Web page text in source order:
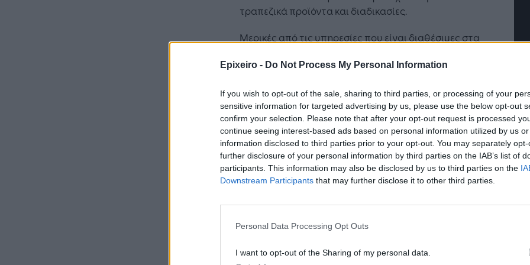
Epixeiro - Do Not Process My Personal Information
If you wish to opt-out of the sale, sharing to third parties, or processing of your
sensitive information for targeted advertising by us, please use the below opt-out
confirm your selection. Please note that after your opt-out request is processed
continue seeing interest-based ads based on personal information utilized by us
information disclosed to third parties prior to your opt-out. You may separately
further disclosure of your personal information by third parties on the IAB’s list of
participants. This information may also be disclosed by us to third parties on the
Downstream Participants that may further disclose it to other third parties.
Personal Data Processing Opt Outs
I want to opt-out of the Sharing of my personal data.
τραπεζικά προϊόντα και διαδικασίες.
Μερικές από τις υπηρεσίες που είναι διαθέσιμες στα
μπορεί να εκτελέσει, μέσω video κλήσης με
έμπειρο ταμία της Τράπεζας, τουλάχιστον το
90% των προσφερόμενων συναλλαγών
κανονικού ταμείου, με την ίδια ευκολία και
απλότητα
Η online εγγραφή στη winbank
Η πραγματοποίηση συναλλαγών στα ATM και
υπηρεσίες των διαφόρων συνεργατών της
Η χρήση των διαθέσιμων στο κατάστημα
Η Τεχνητή Νοημοσύνη: το νέο
λειτουργικό σύστημα της
επιχείρησης
Οι προσλήψεις αλλάζουν: To
Jobfind.gr ως στρατηγικός
«σύμμαχος» για κάθε
επιχείρηση και εργαζόμενο